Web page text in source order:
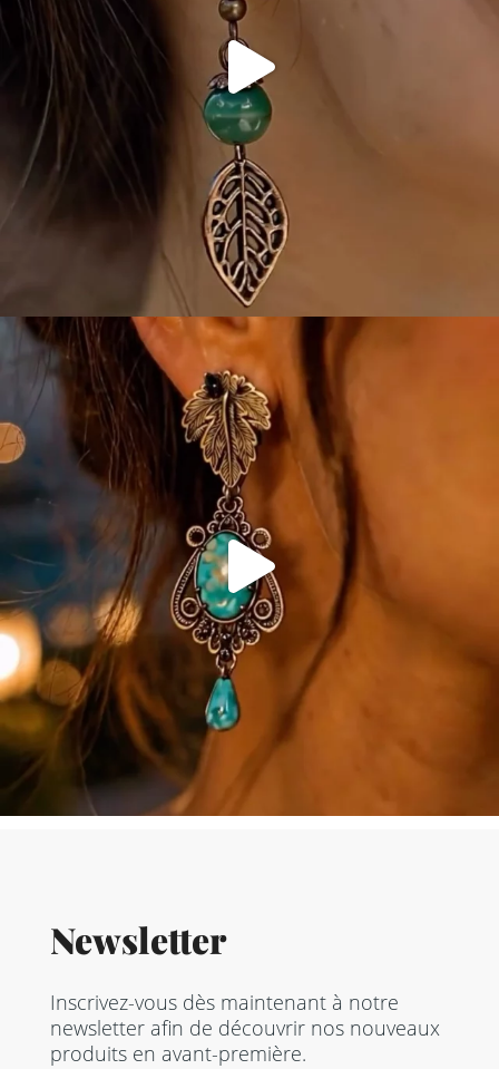
Newsletter
Inscrivez-vous dès maintenant à notre
newsletter afin de découvrir nos nouveaux
produits en avant-première.